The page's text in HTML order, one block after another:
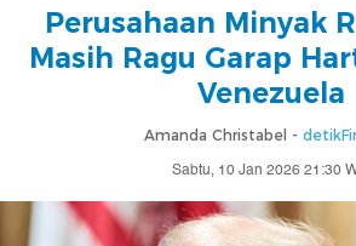
Perusahaan Minyak
Masih Ragu Garap
Venezuela
Amanda Christabel -
Sabtu, 10 Jan 2026 21:30